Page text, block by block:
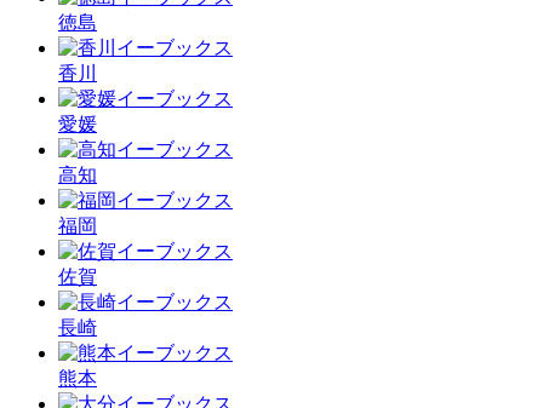
徳島
香川
愛媛
高知
福岡
佐賀
長崎
熊本